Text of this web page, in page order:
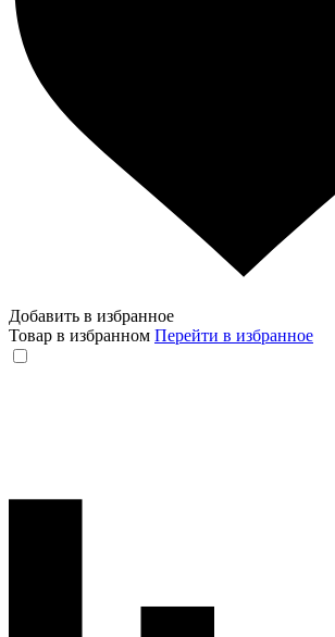
Добавить в избранное
Товар в избранном Перейти в избранное